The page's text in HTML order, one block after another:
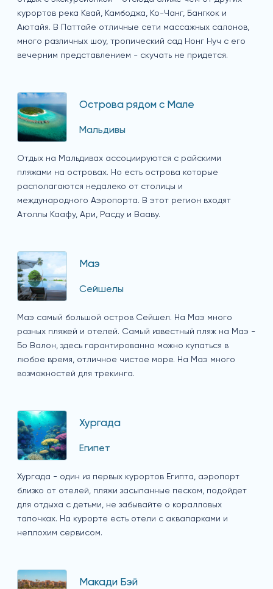
курортов река Квай, Камбоджа, Ко-Чанг, Бангкок и
Аютайя. В Паттайе отличные сети массажных салонов,
много различных шоу, тропический сад Нонг Нуч с его
вечерним представлением - скучать не придется.
Острова рядом с Мале
Мальдивы
Отдых на Мальдивах ассоциируются с райскими
пляжами на островах. Но есть острова которые
располагаются недалеко от столицы и
международного Аэропорта. В этот регион входят
Атоллы Каафу, Ари, Расду и Вааву.
Маэ
Сейшелы
Маэ самый большой остров Сейшел. На Маэ много
разных пляжей и отелей. Самый известный пляж на Маэ -
Бо Валон, здесь гарантированно можно купаться в
любое время, отличное чистое море. На Маэ много
возможностей для трекинга.
Хургада
Египет
Хургада - один из первых курортов Египта, аэропорт
близко от отелей, пляжи засыпанные песком, подойдет
для отдыха с детьми, не забывайте о коралловых
тапочках. На курорте есть отели с аквапарками и
неплохим сервисом.
Макади Бэй